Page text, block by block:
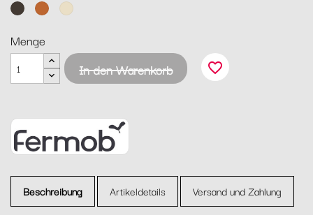
TonkaKandierte
Latte-
Menge
In den Warenkorb
favorite_border
Beschreibung Artikeldetails Versand und Zahlung